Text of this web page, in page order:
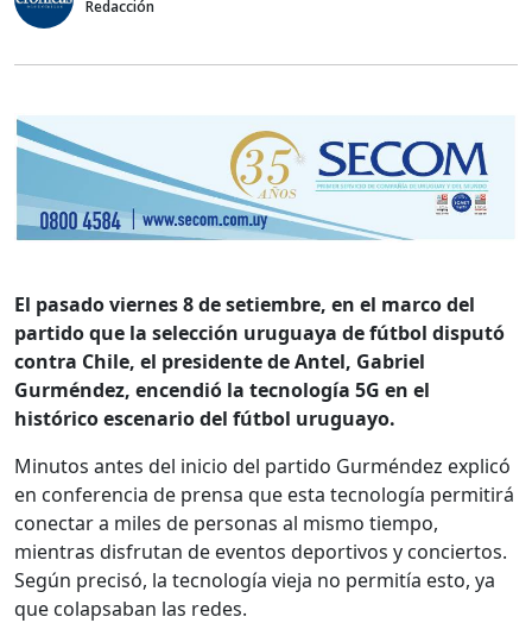
Redacción
El pasado viernes 8 de setiembre, en el marco del
partido que la selección uruguaya de fútbol disputó
contra Chile, el presidente de Antel, Gabriel
Gurméndez, encendió la tecnología 5G en el
histórico escenario del fútbol uruguayo.
Minutos antes del inicio del partido Gurméndez explicó
en conferencia de prensa que esta tecnología permitirá
conectar a miles de personas al mismo tiempo,
mientras disfrutan de eventos deportivos y conciertos.
Según precisó, la tecnología vieja no permitía esto, ya
que colapsaban las redes.